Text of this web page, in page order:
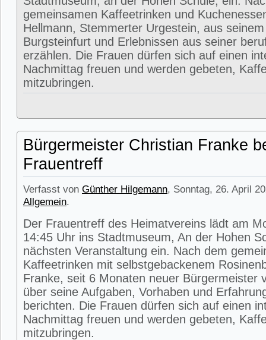
gemeinsamen Kaffeetrinken und
Hellmann, Stemmerter Urgestein, aus
Burgsteinfurt und Erlebnissen aus seiner
erzählen. Die Frauen dürfen sich auf einen
Nachmittag freuen und werden gebeten,
mitzubringen.
Bürgermeister Christian Franke
Frauentreff
Verfasst von Günther Hilgemann, Sonntag, 26. April
Allgemein.
Der Frauentreff des Heimatvereins lädt am
14:45 Uhr ins Stadtmuseum, An der Hohen
nächsten Veranstaltung ein. Nach dem
Kaffeetrinken mit selbstgebackenem
Franke, seit 6 Monaten neuer Bürgermeister
über seine Aufgaben, Vorhaben und
berichten. Die Frauen dürfen sich auf einen
Nachmittag freuen und werden gebeten,
mitzubringen.